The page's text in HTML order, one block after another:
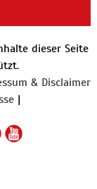
dieser Seite
& Disclaimer
|